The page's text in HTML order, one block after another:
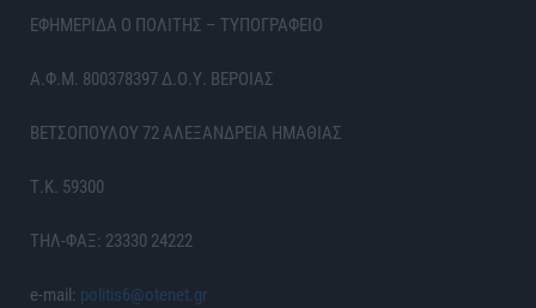
ΕΦΗΜΕΡΙΔΑ Ο ΠΟΛΙΤΗΣ – ΤΥΠΟΓΡΑΦΕΙΟ
Α.Φ.Μ. 800378397 Δ.Ο.Υ. ΒΕΡΟΙΑΣ
ΒΕΤΣΟΠΟΥΛΟΥ 72 ΑΛΕΞΑΝΔΡΕΙΑ ΗΜΑΘΙΑΣ
Τ.Κ. 59300
ΤΗΛ-ΦΑΞ: 23330 24222
e-mail: politis6@otenet.gr